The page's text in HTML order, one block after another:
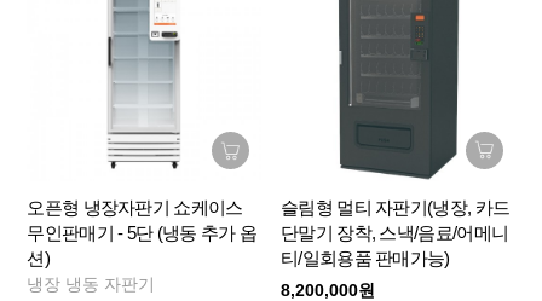
오픈형 냉장자판기 쇼케이스
무인판매기 - 5단 (냉동 추가 옵
션)
냉장 냉동 자판기
슬림형 멀티 자판기(냉장, 카드
단말기 장착, 스낵/음료/어메니
티/일회용품 판매가능)
8,200,000원